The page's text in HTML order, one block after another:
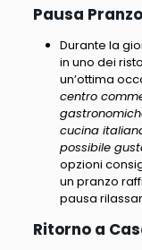
Pausa Pranzo
Durante la
in uno dei
un’ottima
centro
cucina
possibile
opzioni
un pranzo
pausa
Ritorno a